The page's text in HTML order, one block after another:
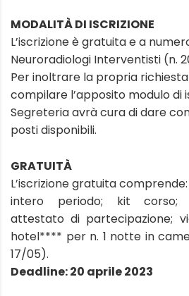
MODALITÀ DI ISCRIZIONE
L’iscrizione è gratuita e a
Neuroradiologi Interventisti (n.
Per inoltrare la propria
compilare l’apposito modulo di
Segreteria avrà cura di dare
posti disponibili.
GRATUITÀ
L’iscrizione gratuita
intero periodo; kit corso;
attestato di partecipazione;
hotel**** per n. 1 notte in
17/05).
Deadline: 20 aprile 2023